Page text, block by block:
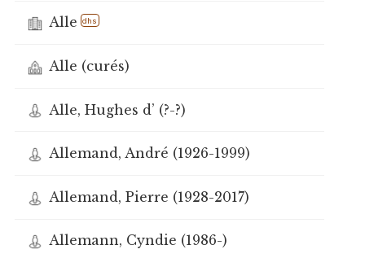
Alle dhs
Alle (curés)
Alle, Hughes d’ (?-?)
Allemand, André (1926-1999)
Allemand, Pierre (1928-2017)
Allemann, Cyndie (1986-)